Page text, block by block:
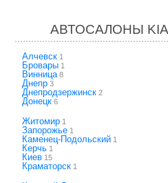
АВТОСАЛОНЫ
Алчевск 1
Бровары 1
Винница 8
Днепр 3
Днепродзержинск 2
Донецк 6
Житомир 1
Запорожье 1
Каменец-Подольский 1
Керчь 1
Киев 15
Краматорск 1